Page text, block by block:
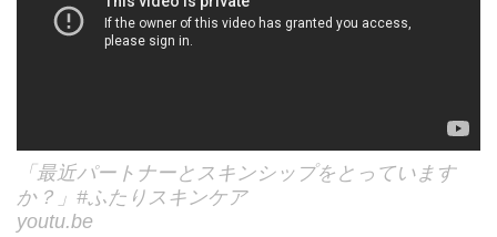
「最近パートナーとスキンシップをとっています
か？」#ふたりスキンケア
youtu.be